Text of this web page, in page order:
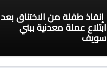
إنقاذ طفلة من الاختناق بعد
ابتلاع عملة معدنية ببني
سويف